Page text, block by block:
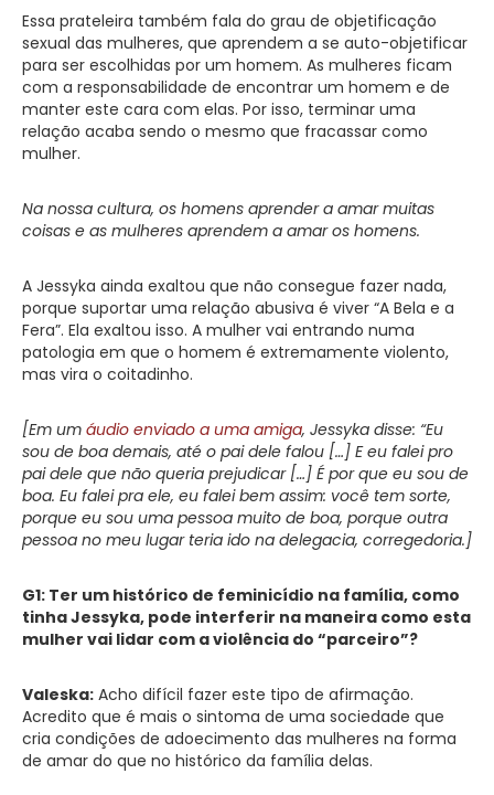
Essa prateleira também fala do grau de objetificação
sexual das mulheres, que aprendem a se auto-objetificar
para ser escolhidas por um homem. As mulheres ficam
com a responsabilidade de encontrar um homem e de
manter este cara com elas. Por isso, terminar uma
relação acaba sendo o mesmo que fracassar como
mulher.
Na nossa cultura, os homens aprender a amar muitas
coisas e as mulheres aprendem a amar os homens.
A Jessyka ainda exaltou que não consegue fazer nada,
porque suportar uma relação abusiva é viver “A Bela e a
Fera”. Ela exaltou isso. A mulher vai entrando numa
patologia em que o homem é extremamente violento,
mas vira o coitadinho.
[Em um áudio enviado a uma amiga, Jessyka disse: “Eu
sou de boa demais, até o pai dele falou […] E eu falei pro
pai dele que não queria prejudicar […] É por que eu sou de
boa. Eu falei pra ele, eu falei bem assim: você tem sorte,
porque eu sou uma pessoa muito de boa, porque outra
pessoa no meu lugar teria ido na delegacia, corregedoria.]
G1: Ter um histórico de feminicídio na família, como
tinha Jessyka, pode interferir na maneira como esta
mulher vai lidar com a violência do “parceiro”?
Valeska: Acho difícil fazer este tipo de afirmação.
Acredito que é mais o sintoma de uma sociedade que
cria condições de adoecimento das mulheres na forma
de amar do que no histórico da família delas.